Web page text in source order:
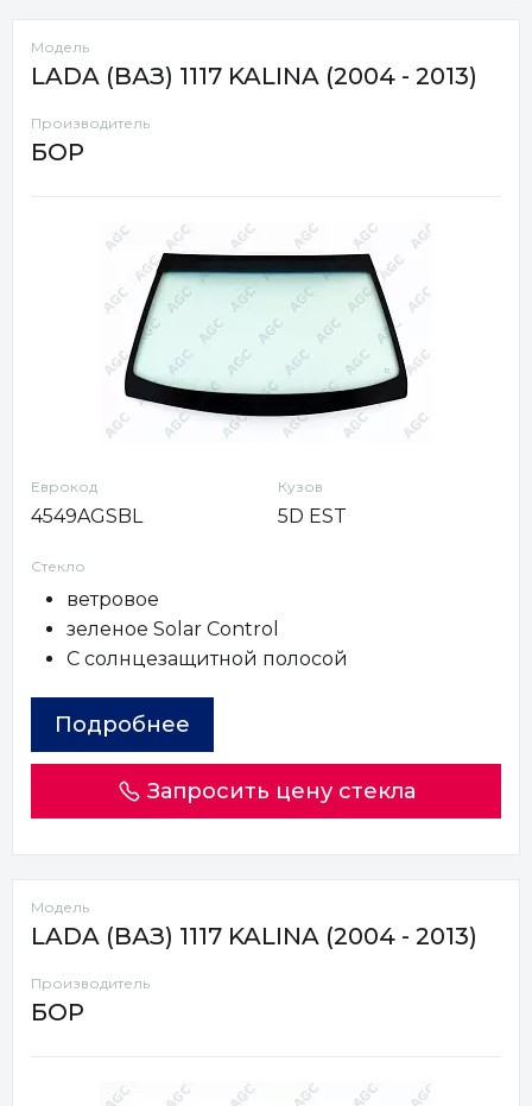
Модель
LADA (ВАЗ) 1117 KALINA (2004 - 2013)
Производитель
БОР
Еврокод
4549AGSBL
Кузов
5D EST
Стекло
ветровое
зеленое Solar Control
С солнцезащитной полосой
Подробнее
Запросить цену стекла
Модель
LADA (ВАЗ) 1117 KALINA (2004 - 2013)
Производитель
БОР